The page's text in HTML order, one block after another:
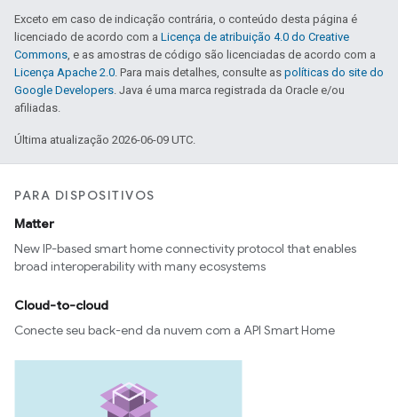
Exceto em caso de indicação contrária, o conteúdo desta página é
licenciado de acordo com a Licença de atribuição 4.0 do Creative
Commons, e as amostras de código são licenciadas de acordo com a
Licença Apache 2.0. Para mais detalhes, consulte as políticas do site do
Google Developers. Java é uma marca registrada da Oracle e/ou
afiliadas.
Última atualização 2026-06-09 UTC.
PARA DISPOSITIVOS
Matter
New IP-based smart home connectivity protocol that enables
broad interoperability with many ecosystems
Cloud-to-cloud
Conecte seu back-end da nuvem com a API Smart Home